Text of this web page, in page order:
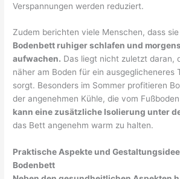
Verspannungen werden reduziert.
Zudem berichten viele Menschen, dass
Bodenbett ruhiger schlafen und
aufwachen. Das liegt nicht zuletzt daran,
näher am Boden für ein ausgeglicheneres
sorgt. Besonders im Sommer profitieren
der angenehmen Kühle, die vom
kann eine zusätzliche Isolierung unter
das Bett angenehm warm zu halten.
Praktische Aspekte und
Bodenbett